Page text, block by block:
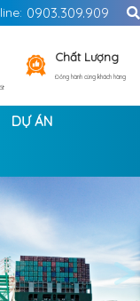
0903.309.909
Chất Lượng
Đồng hành cùng khách hàng
DỰ ÁN
>